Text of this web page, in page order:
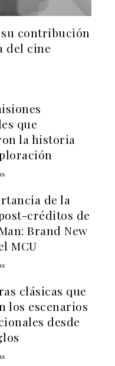
contribución
del cine
que
la historia
de la
créditos de
Brand New
MCU
clásicas que
los escenarios
desde